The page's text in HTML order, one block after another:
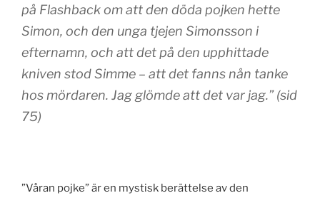
på Flashback om att den döda pojken hette
Simon, och den unga tjejen Simonsson i
efternamn, och att det på den upphittade
kniven stod Simme – att det fanns nån tanke
hos mördaren. Jag glömde att det var jag.” (sid
75)
”Våran pojke” är en mystisk berättelse av den